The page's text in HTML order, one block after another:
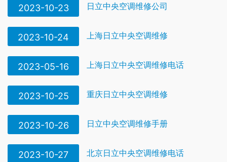
2023-10-23 日立中央空调维修公司
2023-10-24 上海日立中央空调维修
2023-05-16 上海日立中央空调维修电话
2023-10-25 重庆日立中央空调维修
2023-10-26 日立中央空调维修手册
2023-10-27 北京日立中央空调维修电话